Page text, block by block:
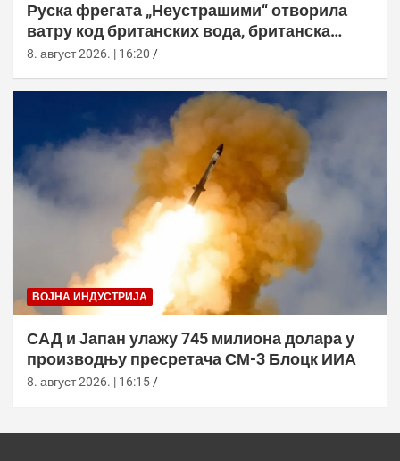
Руска фрегата „Неустрашими“ отворила
ватру код британских вода, британска
морнарица појачала праћење
8. август 2026. | 16:20
ВОЈНА ИНДУСТРИЈА
САД и Јапан улажу 745 милиона долара у
производњу пресретача СМ-3 Блоцк ИИА
8. август 2026. | 16:15